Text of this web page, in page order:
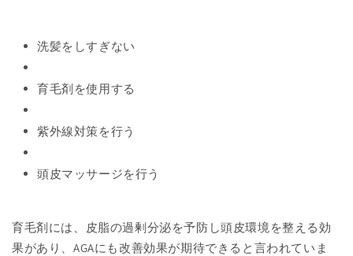
洗髪をしすぎない
育毛剤を使用する
紫外線対策を行う
頭皮マッサージを行う
育毛剤には、皮脂の過剰分泌を予防し頭皮環境を整える効
果があり、AGAにも改善効果が期待できると言われていま